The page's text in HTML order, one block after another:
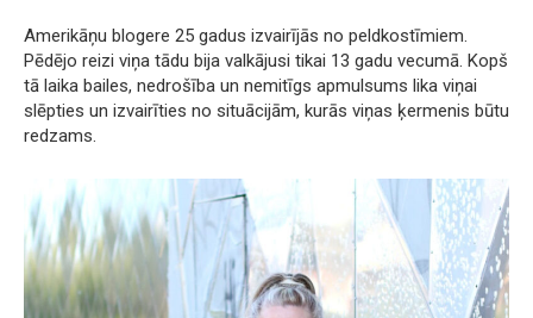
Amerikāņu blogere 25 gadus izvairījās no peldkostīmiem.
Pēdējo reizi viņa tādu bija valkājusi tikai 13 gadu vecumā. Kopš
tā laika bailes, nedrošība un nemitīgs apmulsums lika viņai
slēpties un izvairīties no situācijām, kurās viņas ķermenis būtu
redzams.